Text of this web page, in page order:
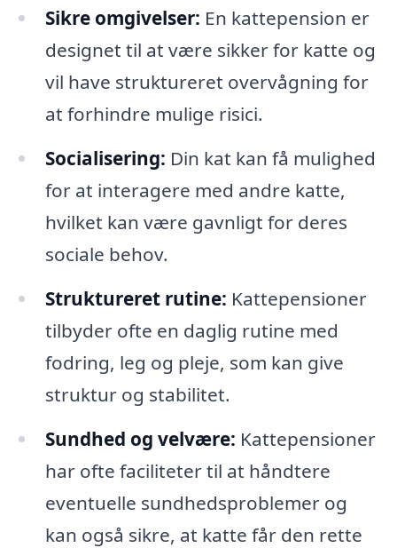
Sikre omgivelser: En kattepension er
designet til at være sikker for katte og
vil have struktureret overvågning for
at forhindre mulige risici.
Socialisering: Din kat kan få mulighed
for at interagere med andre katte,
hvilket kan være gavnligt for deres
sociale behov.
Struktureret rutine: Kattepensioner
tilbyder ofte en daglig rutine med
fodring, leg og pleje, som kan give
struktur og stabilitet.
Sundhed og velvære: Kattepensioner
har ofte faciliteter til at håndtere
eventuelle sundhedsproblemer og
kan også sikre, at katte får den rette